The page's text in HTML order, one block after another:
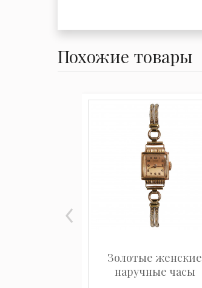
Похожие товары
Золотые женские
наручные часы